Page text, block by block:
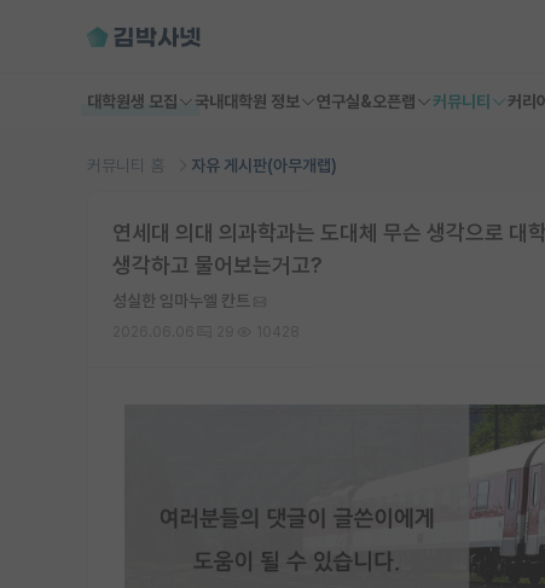
대학원생 모집 국내대학원 정보 연구실&오픈랩 커뮤니티 커리
커뮤니티 홈 자유 게시판(아무개랩)
연세대 의대 의과학과는 도대체 무슨 생각으로 대
생각하고 물어보는거고?
성실한 임마누엘 칸트